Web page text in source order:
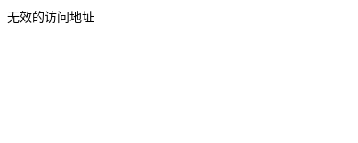
无效的访问地址